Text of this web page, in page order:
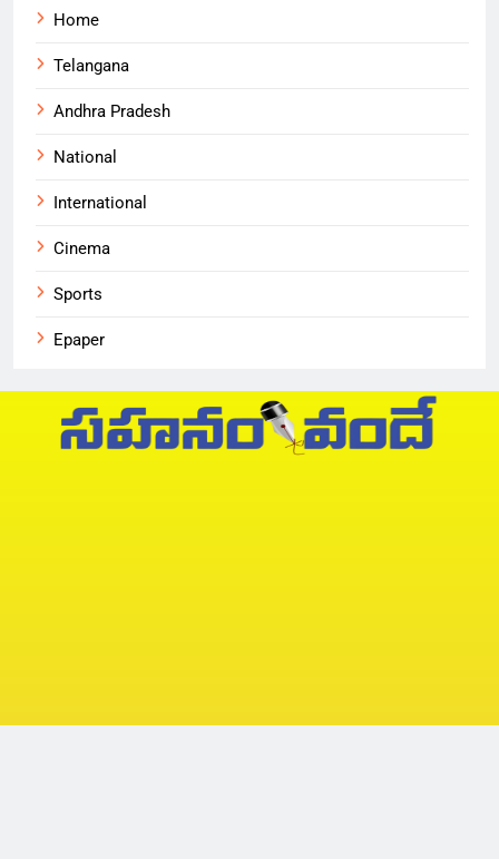
Home
Telangana
Andhra Pradesh
National
International
Cinema
Sports
Epaper